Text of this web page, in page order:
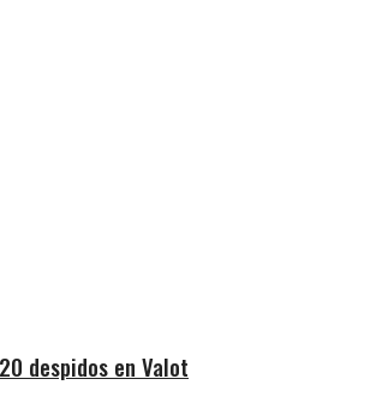
despidos en Valot